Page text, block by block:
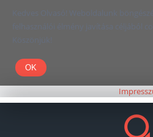
Kedves Olvasó! Weboldalunk
felhasználói élmény javítása céljából
Köszönjük!